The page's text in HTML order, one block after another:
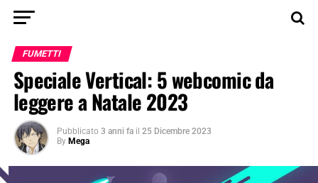
FUMETTI
Speciale Vertical: 5 webcomic da
leggere a Natale 2023
Pubblicato 3 anni fa il 25 Dicembre 2023
By Mega